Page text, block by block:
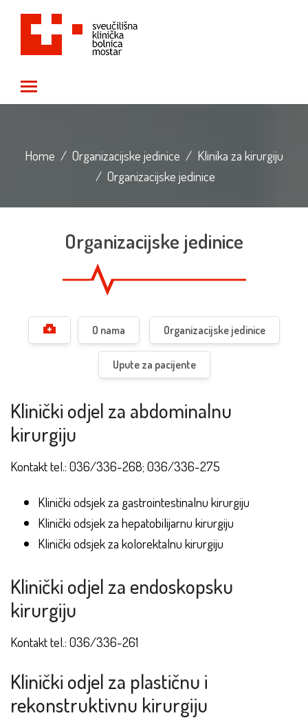
Home / Organizacijske jedinice / Klinika za kirurgiju
/ Organizacijske jedinice
Organizacijske jedinice
O nama Organizacijske jedinice
Upute za pacijente
Klinički odjel za abdominalnu
kirurgiju
Kontakt tel.: 036/336-268; 036/336-275
Klinički odsjek za gastrointestinalnu kirurgiju
Klinički odsjek za hepatobilijarnu kirurgiju
Klinički odsjek za kolorektalnu kirurgiju
Klinički odjel za endoskopsku
kirurgiju
Kontakt tel.: 036/336-261
Klinički odjel za plastičnu i
rekonstruktivnu kirurgiju